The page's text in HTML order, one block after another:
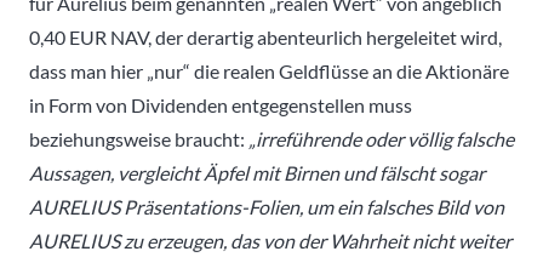
0,40 EUR NAV, der derartig abenteurlich hergeleitet wird,
dass man hier „nur“ die realen Geldflüsse an die Aktionäre
in Form von Dividenden entgegenstellen muss
beziehungsweise braucht: „irreführende oder völlig falsche
Aussagen, vergleicht Äpfel mit Birnen und fälscht sogar
AURELIUS Präsentations-Folien, um ein falsches Bild von
AURELIUS zu erzeugen, das von der Wahrheit nicht weiter